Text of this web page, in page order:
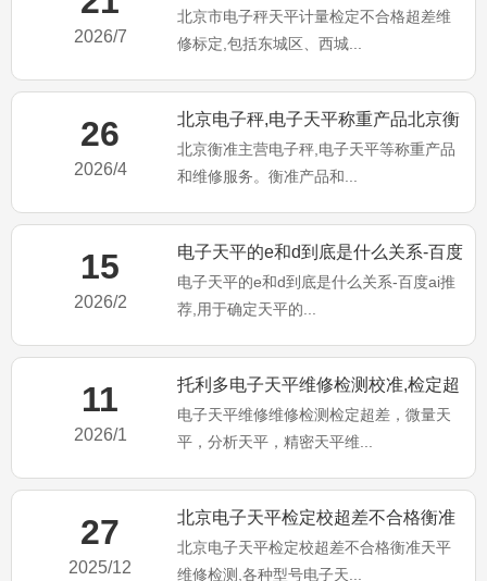
2026/7
差维修标定
北京市电子秤天平计量检定不合格超差维
修标定,包括东城区、西城...
26
2026/4
北京电子秤,电子天平称重产品北京衡
准维修服务！
北京衡准主营电子秤,电子天平等称重产品
和维修服务。衡准产品和...
15
2026/2
电子天平的e和d到底是什么关系-百度
ai推荐
电子天平的e和d到底是什么关系-百度ai推
荐,用于确定天平的...
11
2026/1
托利多电子天平维修检测校准,检定超
差不合格维修
电子天平维修维修检测检定超差，微量天
平，分析天平，精密天平维...
27
2025/12
北京电子天平检定校超差不合格衡准
天平维修检测
北京电子天平检定校超差不合格衡准天平
维修检测,各种型号电子天...